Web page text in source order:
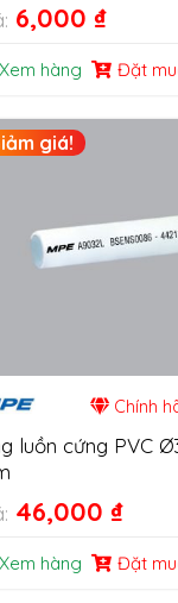
6,000 ₫
Xem hàng Đặt
giá!
Chính
luồn cứng PVC
46,000 ₫
Xem hàng Đặt